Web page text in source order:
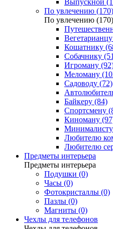
Выпускной
По увлечению (170)
По увлечению (170)
Кошатнику
Собачнику
Игроману
Меломану
Садоводу (72)
Байкеру (84)
Спортсмену
Киноману
Любителю
Любителю
Предметы интерьера
Предметы интерьера
Подушки (0)
Часы (0)
Фотокристаллы (0)
Пазлы (0)
Магниты (0)
Чехлы для телефонов